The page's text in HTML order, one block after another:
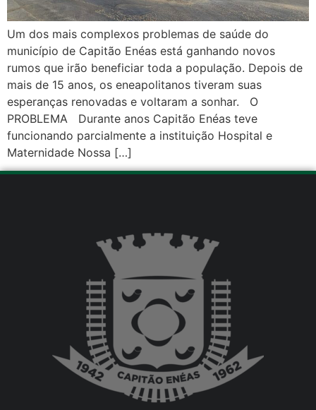
Um dos mais complexos problemas de saúde do
município de Capitão Enéas está ganhando novos
rumos que irão beneficiar toda a população. Depois de
mais de 15 anos, os eneapolitanos tiveram suas
esperanças renovadas e voltaram a sonhar. O
PROBLEMA Durante anos Capitão Enéas teve
funcionando parcialmente a instituição Hospital e
Maternidade Nossa […]